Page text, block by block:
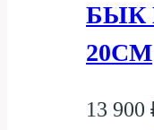
БЫК
20СМ
13 900